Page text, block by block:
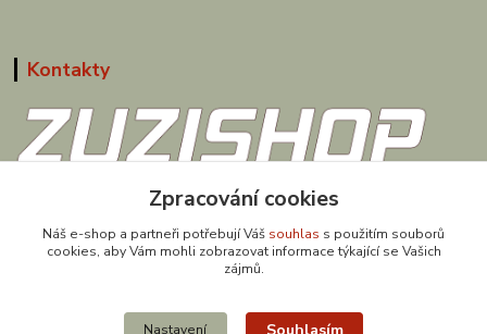
Kontakty
obchod@zuzishop.cz
Zpracování cookies
Náš e-shop a partneři potřebují Váš souhlas s použitím souborů
cookies, aby Vám mohli zobrazovat informace týkající se Vašich
zájmů.
Nastavení